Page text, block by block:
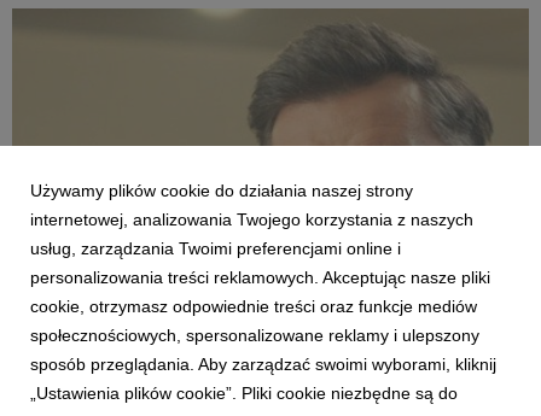
zmienią zwykłe spotkanie na świeżym ...
AKTUALNOŚCI
Modne, stylowe, ładne – nie zawsze drogie.
Agata o różnych kategoriach cenowych
produktów w nowej reklamie
12 czerwca 2026
Używamy plików cookie do działania naszej strony
internetowej, analizowania Twojego korzystania z naszych
usług, zarządzania Twoimi preferencjami online i
personalizowania treści reklamowych. Akceptując nasze pliki
cookie, otrzymasz odpowiednie treści oraz funkcje mediów
społecznościowych, spersonalizowane reklamy i ulepszony
sposób przeglądania. Aby zarządzać swoimi wyborami, kliknij
„Ustawienia plików cookie”. Pliki cookie niezbędne są do